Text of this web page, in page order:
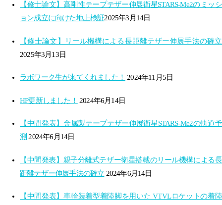
【修士論文】高剛性テープテザー伸展衛星STARS-Me2の​ミッシ
ョン成立に向けた地上検証​2025年3月14日
【修士論文】リール機構による長距離テザー伸展手法の確立​
2025年3月13日
ラボワーク生が来てくれました！ 2024年11月5日
HP更新しました！ 2024年6月14日
【中間発表】金属製テープテザー伸展衛星STARS-Me2の軌道予
測 2024年6月14日
【中間発表】親子分離式テザー衛星搭載のリール機構による長
距離テザー伸展手法の確立 2024年6月14日
【中間発表】車輪装着型着陸脚を用いた VTVLロケットの着陸